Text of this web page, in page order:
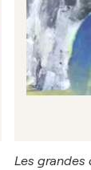
Les grandes